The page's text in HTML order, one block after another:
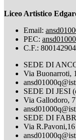
Liceo Artistico
Email:
PEC:
C.F.:
SEDE DI
Via Buonarroti,
SEDE DI JESI
Via Gallodoro,
SEDE DI
Via